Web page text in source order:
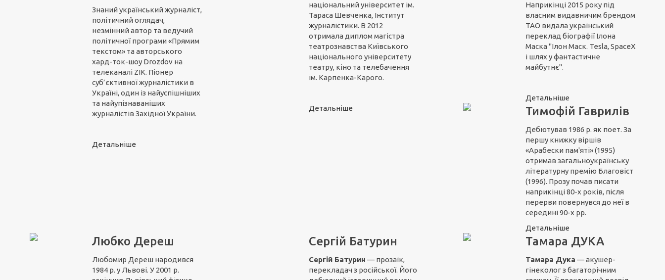
Знаний український журналіст,
політичний оглядач,
незмінний автор та ведучий
політичної програми «Прямим
текстом» та авторського
хард-ток-шоу Drozdov на
телеканалі ZIK. Піонер
суб’єктивної журналістики в
Україні, один із найуспішніших
та найупізнаваніших
журналістів Західної України.
Детальніше
національний університет ім.
Тараса Шевченка, Інститут
журналістики. В 2012
отримала диплом магістра
театрознавства Київського
національного університету
театру, кіно та телебачення
ім. Карпенка-Карого.
Детальніше
Наприкінці 2015 року під
власним видавничим брендом
ТАО видала український
переклад біографії Ілона
Маска "Ілон Маск. Tesla, SpaceX
і шлях у фантастичне
майбутнє".
Детальніше
Тимофій Гаврилів
Дебютував 1986 р. як поет. За
першу книжку віршів
«Арабески пам'яті» (1995)
отримав загальноукраїнську
літературну премію Благовіст
(1996). Прозу почав писати
наприкінці 80-х років, після
перерви повернувся до неї в
середині 90-х рр.
Детальніше
Любко Дереш
Любомир Дереш народився
1984 р. у Львові. У 2001 р.
Сергій Батурин
Сергій Батурин — прозаїк,
перекладач з російської. Його
Тамара ДУКА
Тамара Дука — акушер-
гінеколог з багаторічним